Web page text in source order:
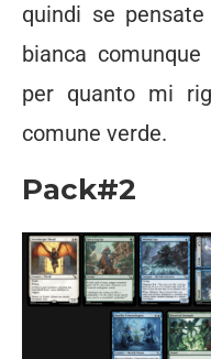
quindi se
bianca
per quanto mi
comune verde.
Pack#2